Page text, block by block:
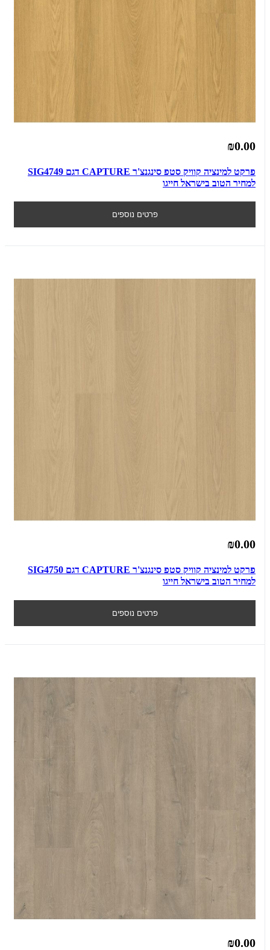
₪0.00
פרקט למינציה קוויק סטפ סינגנצ'ר CAPTURE דגם SIG4749
למחיר הטוב בישראל חייגו
פרטים נוספים
₪0.00
פרקט למינציה קוויק סטפ סינגנצ'ר CAPTURE דגם SIG4750
למחיר הטוב בישראל חייגו
פרטים נוספים
₪0.00